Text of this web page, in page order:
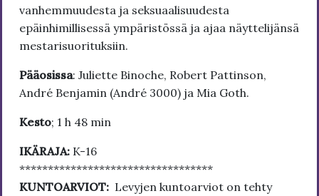
vanhemmuudesta ja seksuaalisuudesta
epäinhimillisessä ympäristössä ja ajaa näyttelijänsä
mestarisuorituksiin.
Pääosissa: Juliette Binoche, Robert Pattinson,
André Benjamin (André 3000) ja Mia Goth.
Kesto; 1 h 48 min
IKÄRAJA: K-16
**********************************
KUNTOARVIOT: Levyjen kuntoarviot on tehty